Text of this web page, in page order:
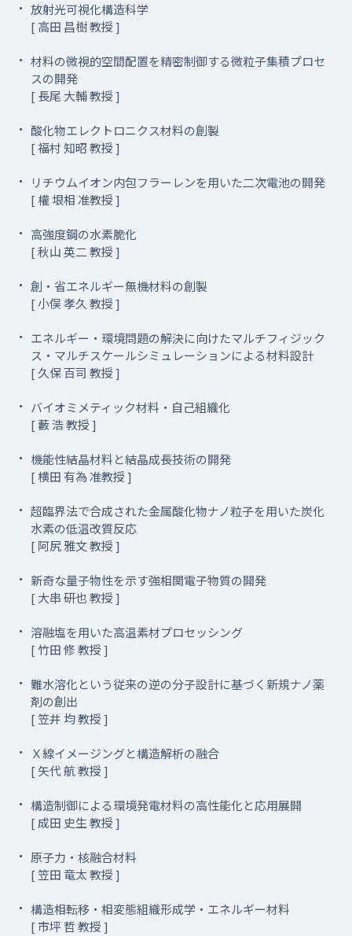
放射光可視化構造科学
[ 高田 昌樹 教授 ]
材料の微視的空間配置を精密制御する微粒子集積プロセ
スの開発
[ 長尾 大輔 教授 ]
酸化物エレクトロニクス材料の創製
[ 福村 知昭 教授 ]
リチウムイオン内包フラーレンを用いた二次電池の開発
[ 權 垠相 准教授 ]
高強度鋼の水素脆化
[ 秋山 英二 教授 ]
創・省エネルギー無機材料の創製
[ 小俣 孝久 教授 ]
エネルギー・環境問題の解決に向けたマルチフィジック
ス・マルチスケールシミュレーションによる材料設計
[ 久保 百司 教授 ]
バイオミメティック材料・自己組織化
[ 藪 浩 教授 ]
機能性結晶材料と結晶成長技術の開発
[ 横田 有為 准教授 ]
超臨界法で合成された金属酸化物ナノ粒子を用いた炭化
水素の低温改質反応
[ 阿尻 雅文 教授 ]
新奇な量子物性を示す強相関電子物質の開発
[ 大串 研也 教授 ]
溶融塩を用いた高温素材プロセッシング
[ 竹田 修 教授 ]
難水溶化という従来の逆の分子設計に基づく新規ナノ薬
剤の創出
[ 笠井 均 教授 ]
Ｘ線イメージングと構造解析の融合
[ 矢代 航 教授 ]
構造制御による環境発電材料の高性能化と応用展開
[ 成田 史生 教授 ]
原子力・核融合材料
[ 笠田 竜太 教授 ]
構造相転移・相変態組織形成学・エネルギー材料
[ 市坪 哲 教授 ]